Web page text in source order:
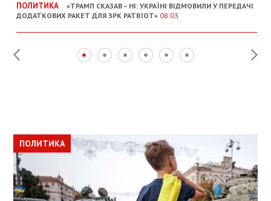
ПОЛИТИКА
«ТРАМП СКАЗАВ – НІ: УКРАЇНІ ВІДМОВИЛИ У ПЕРЕДАЧІ
ДОДАТКОВИХ РАКЕТ ДЛЯ ЗРК PATRIOT» 08:03
ПОЛИТИКА
ПОЛИТИКА
ОБЩЕСТВО
ПОЛИТИКА
ЭКОНОМИКА